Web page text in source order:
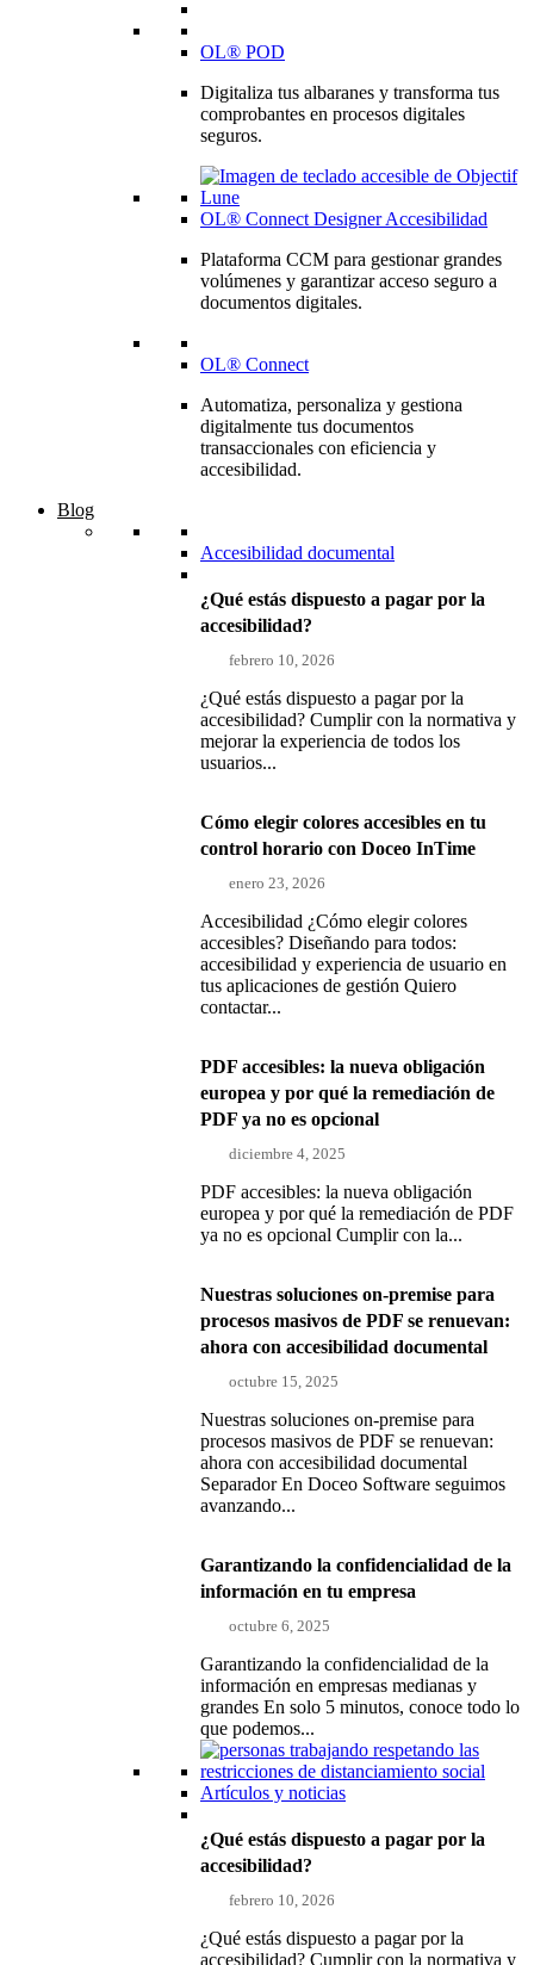
OL® POD
Digitaliza tus albaranes y transforma tus
comprobantes en procesos digitales
seguros.
OL® Connect Designer Accesibilidad
Plataforma CCM para gestionar grandes
volúmenes y garantizar acceso seguro a
documentos digitales.
OL® Connect
Automatiza, personaliza y gestiona
digitalmente tus documentos
transaccionales con eficiencia y
accesibilidad.
Blog
Accesibilidad documental
¿Qué estás dispuesto a pagar por la
accesibilidad?
febrero 10, 2026
¿Qué estás dispuesto a pagar por la
accesibilidad? Cumplir con la normativa y
mejorar la experiencia de todos los
usuarios...
Cómo elegir colores accesibles en tu
control horario con Doceo InTime
enero 23, 2026
Accesibilidad ¿Cómo elegir colores
accesibles? Diseñando para todos:
accesibilidad y experiencia de usuario en
tus aplicaciones de gestión Quiero
contactar...
PDF accesibles: la nueva obligación
europea y por qué la remediación de
PDF ya no es opcional
diciembre 4, 2025
PDF accesibles: la nueva obligación
europea y por qué la remediación de PDF
ya no es opcional Cumplir con la...
Nuestras soluciones on-premise para
procesos masivos de PDF se renuevan:
ahora con accesibilidad documental
octubre 15, 2025
Nuestras soluciones on-premise para
procesos masivos de PDF se renuevan:
ahora con accesibilidad documental
Separador En Doceo Software seguimos
avanzando...
Garantizando la confidencialidad de la
información en tu empresa
octubre 6, 2025
Garantizando la confidencialidad de la
información en empresas medianas y
grandes En solo 5 minutos, conoce todo lo
que podemos...
Artículos y noticias
¿Qué estás dispuesto a pagar por la
accesibilidad?
febrero 10, 2026
¿Qué estás dispuesto a pagar por la
accesibilidad? Cumplir con la normativa y